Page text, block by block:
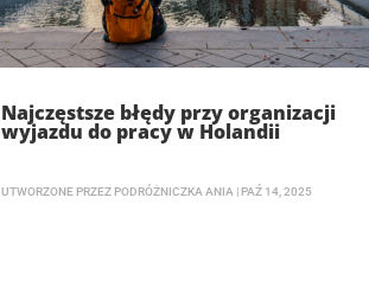
Najczęstsze błędy przy organizacji
wyjazdu do pracy w Holandii
UTWORZONE PRZEZ PODRÓŻNICZKA ANIA | PAŹ 14, 2025